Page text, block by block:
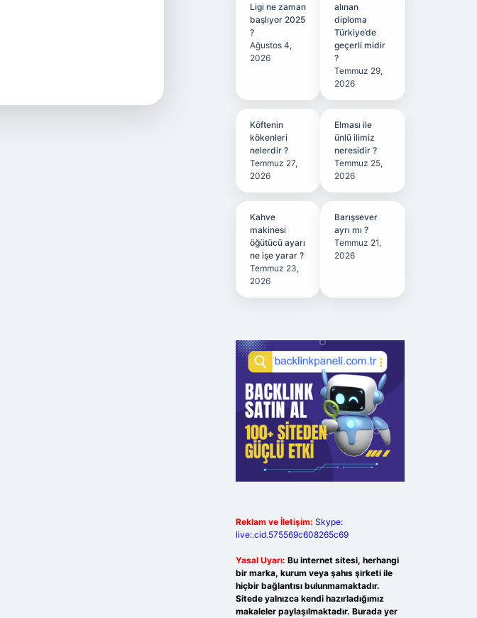
Ligi ne zaman
başlıyor 2025
?
Ağustos 4,
2026
alınan
diploma
Türkiye’de
geçerli midir
?
Temmuz 29,
2026
Köftenin
kökenleri
nelerdir ?
Temmuz 27,
2026
Elması ile
ünlü ilimiz
neresidir ?
Temmuz 25,
2026
Kahve
makinesi
öğütücü ayarı
ne işe yarar ?
Temmuz 23,
2026
Barışsever
ayrı mı ?
Temmuz 21,
2026
Reklam ve İletişim: Skype:
live:.cid.575569c608265c69
Yasal Uyarı: Bu internet sitesi, herhangi
bir marka, kurum veya şahıs şirketi ile
hiçbir bağlantısı bulunmamaktadır.
Sitede yalnızca kendi hazırladığımız
makaleler paylaşılmaktadır. Burada yer